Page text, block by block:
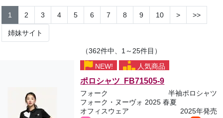
1 2 3 4 5 6 7 8 9 10 > >>
姉妹サイト
（362件中、1～25件目）
NEW!
人気商品
ポロシャツ FB71505-9
フォーク
半袖ポロシャツ
フォーク・ヌーヴォ 2025 春夏
オフィスウェア
2025年発売